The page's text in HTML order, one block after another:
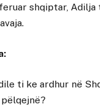
shqiptar, Adilja
ti ke ardhur në